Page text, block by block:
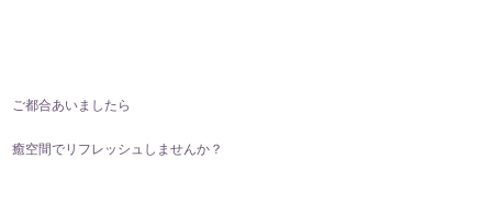
ご都合あいましたら
癒空間でリフレッシュしませんか？